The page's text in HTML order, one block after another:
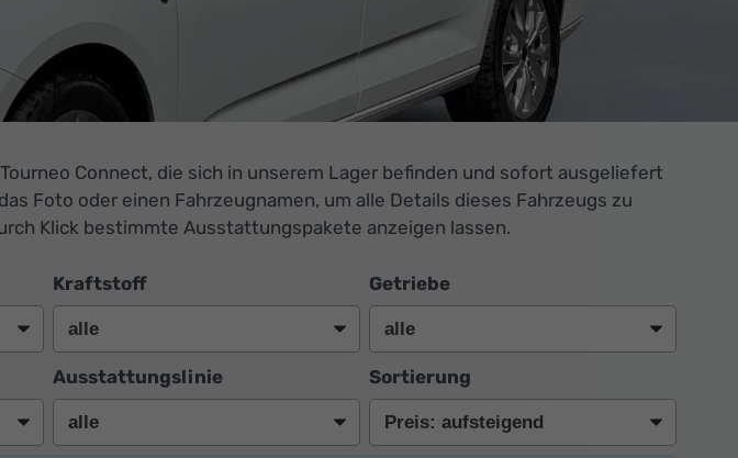
Connect, die sich in unserem Lager befinden und sofort ausgeliefert
Foto oder einen Fahrzeugnamen, um alle Details dieses Fahrzeugs zu
Klick bestimmte Ausstattungspakete anzeigen lassen.
Kraftstoff Getriebe
Ausstattungslinie Sortierung